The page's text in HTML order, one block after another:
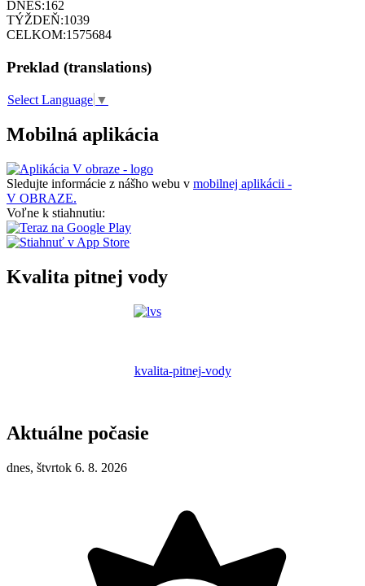
DNES:162
TÝŽDEŇ:1039
CELKOM:1575684
Preklad (translations)
Select Language ▼
Mobilná aplikácia
Sledujte informácie z nášho webu v mobilnej aplikácii -
V OBRAZE.
Voľne k stiahnutiu:
Kvalita pitnej vody
kvalita-pitnej-vody
Aktuálne počasie
dnes, štvrtok 6. 8. 2026